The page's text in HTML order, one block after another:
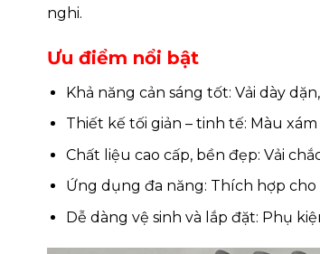
nghi.
Ưu điểm nổi bật
Khả năng cản sáng tốt: Vải dày
Thiết kế tối giản – tinh tế: Màu
Chất liệu cao cấp, bền đẹp: Vải
Ứng dụng đa năng: Thích hợp
Dễ dàng vệ sinh và lắp đặt: Phụ